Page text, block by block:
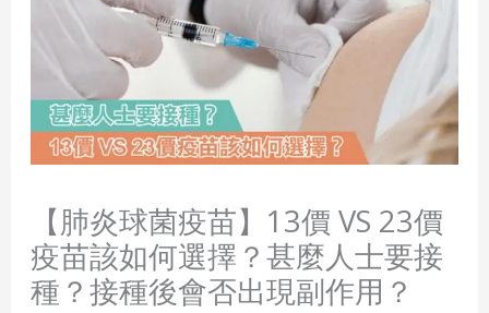
【肺炎球菌疫苗】13價 VS 23價
疫苗該如何選擇？甚麼人士要接
種？接種後會否出現副作用？